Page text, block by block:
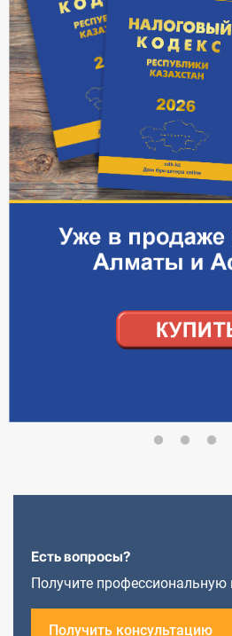
Есть вопросы?
Получите профессиональную
Получить консультацию